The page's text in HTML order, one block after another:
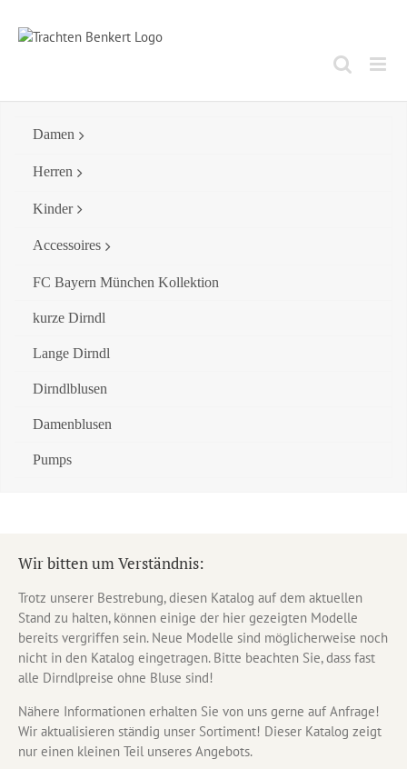
Damen
Herren
Kinder
Accessoires
FC Bayern München Kollektion
kurze Dirndl
Lange Dirndl
Dirndlblusen
Damenblusen
Pumps
Wir bitten um Verständnis:
Trotz unserer Bestrebung, diesen Katalog auf dem aktuellen
Stand zu halten, können einige der hier gezeigten Modelle
bereits vergriffen sein. Neue Modelle sind möglicherweise noch
nicht in den Katalog eingetragen. Bitte beachten Sie, dass fast
alle Dirndlpreise ohne Bluse sind!
Nähere Informationen erhalten Sie von uns gerne auf Anfrage!
Wir aktualisieren ständig unser Sortiment! Dieser Katalog zeigt
nur einen kleinen Teil unseres Angebots.